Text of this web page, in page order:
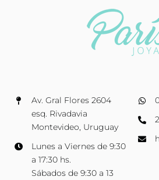
Av. Gral Flores 2604
esq. Rivadavia
Montevideo, Uruguay
Lunes a Viernes de 9:30
a 17:30 hs.
Sábados de 9:30 a 13